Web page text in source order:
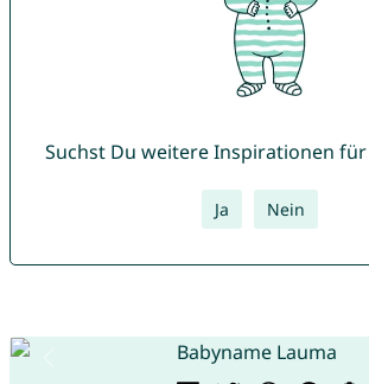
Suchst Du weitere Inspirationen für
Ja Nein